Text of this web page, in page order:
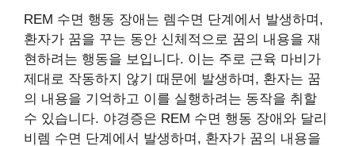
REM 수면 행동 장애는 렘수면 단계에서 발생하며,
환자가 꿈을 꾸는 동안 신체적으로 꿈의 내용을 재
현하려는 행동을 보입니다. 이는 주로 근육 마비가
제대로 작동하지 않기 때문에 발생하며, 환자는 꿈
의 내용을 기억하고 이를 실행하려는 동작을 취할
수 있습니다. 야경증은 REM 수면 행동 장애와 달리
비렘 수면 단계에서 발생하며, 환자가 꿈의 내용을